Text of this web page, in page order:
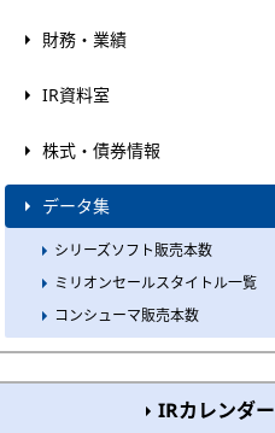
財務・業績
IR資料室
株式・債券情報
データ集
シリーズソフト販売本数
ミリオンセールスタイトル一覧
コンシューマ販売本数
IRカレンダー